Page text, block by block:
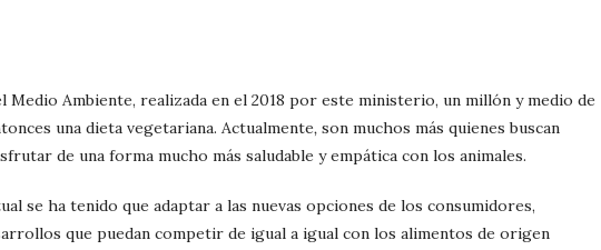
Medio Ambiente, realizada en el 2018 por este ministerio, un millón y medio de
una dieta vegetariana. Actualmente, son muchos más quienes buscan
de una forma mucho más saludable y empática con los animales.
se ha tenido que adaptar a las nuevas opciones de los consumidores,
que puedan competir de igual a igual con los alimentos de origen